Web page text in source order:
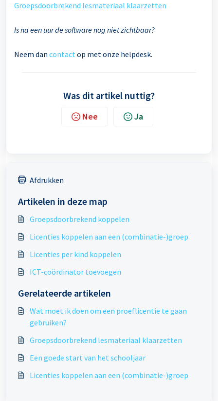
Groepsdoorbrekend lesmateriaal klaarzetten
Is na een uur de software nog niet zichtbaar?
Neem dan contact op met onze helpdesk.
Was dit artikel nuttig?
Nee Ja
Afdrukken
Artikelen in deze map
Groepsdoorbrekend koppelen
Licenties koppelen aan een (combinatie-)groep
Licenties per kind koppelen
ICT-coördinator toevoegen
Gerelateerde artikelen
Wat moet ik doen om een proeflicentie te gaan
gebruiken?
Groepsdoorbrekend lesmateriaal klaarzetten
Een goede start van het schooljaar
Licenties koppelen aan een (combinatie-)groep